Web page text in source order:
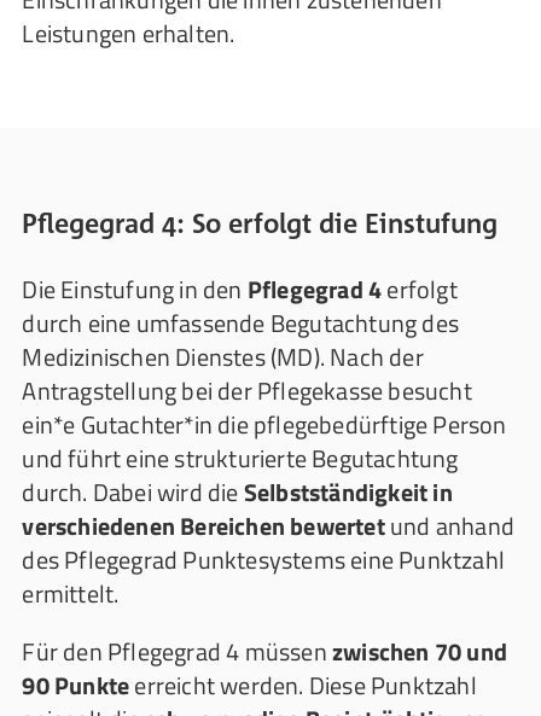
Leistungen erhalten.
Pflegegrad 4: So erfolgt die Einstufung
Die Einstufung in den Pflegegrad 4erfolgt
durch eine umfassende Begutachtung des
Medizinischen Dienstes (MD). Nach der
Antragstellung bei der Pflegekasse besucht
ein*e Gutachter*in die pflegebedürftige Person
und führt eine strukturierte Begutachtung
durch. Dabei wird dieSelbstständigkeit in
verschiedenen Bereichen bewertetund anhand
des Pflegegrad Punktesystems eine Punktzahl
ermittelt.
Für den Pflegegrad 4 müssenzwischen 70 und
90 Punkteerreicht werden. Diese Punktzahl